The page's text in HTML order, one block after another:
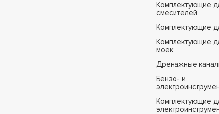
Комплектующие
смесителей
Комплектующие
Комплектующие
моек
Дренажные
Бензо- и
Комплектующие